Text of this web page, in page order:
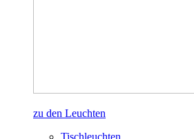
zu den Leuchten
Tischleuchten